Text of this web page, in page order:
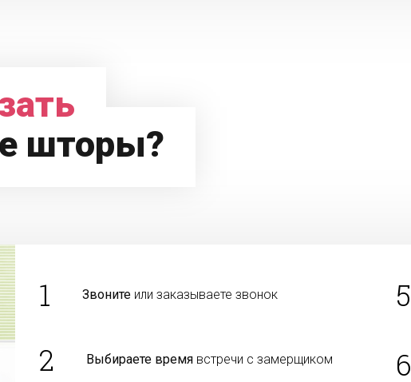
шторы?
1 Звоните или заказываете звонок
2 Выбираете время встречи с замерщиком
5
6